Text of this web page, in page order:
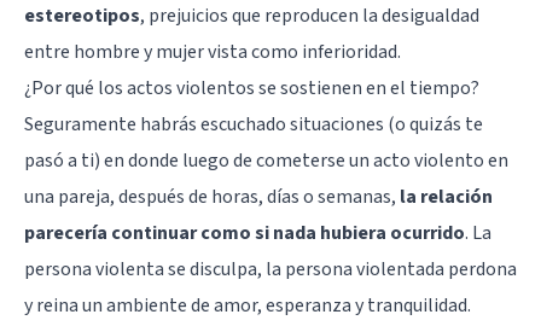
estereotipos, prejuicios que reproducen la desigualdad
entre hombre y mujer vista como inferioridad.
¿Por qué los actos violentos se sostienen en el tiempo?
Seguramente habrás escuchado situaciones (o quizás te
pasó a ti) en donde luego de cometerse un acto violento en
una pareja, después de horas, días o semanas, la relación
parecería continuar como si nada hubiera ocurrido. La
persona violenta se disculpa, la persona violentada perdona
y reina un ambiente de amor, esperanza y tranquilidad.